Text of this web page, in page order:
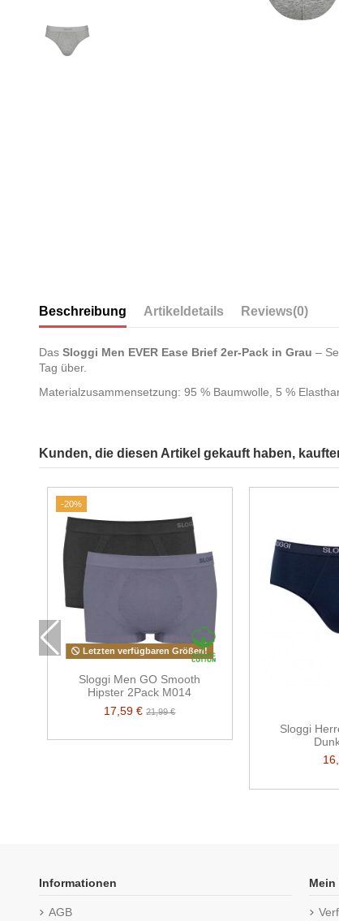
Beschreibung Artikeldetails Reviews(0)
DasSloggi Men EVER Ease Brief 2er-Pack in Grau –
Tag über.
Materialzusammensetzung: 95 % Baumwolle, 5 %
Kunden, die diesen Artikel gekauft haben,
-20%
Letzten verfügbaren Größen!
Sloggi Men GO Smooth
Hipster 2Pack M014
17,59 €21,99 €
Sloggi
Informationen
AGB